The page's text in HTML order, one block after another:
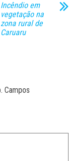
Incêndio em
vegetação na
zona rural de
Caruaru
Campos